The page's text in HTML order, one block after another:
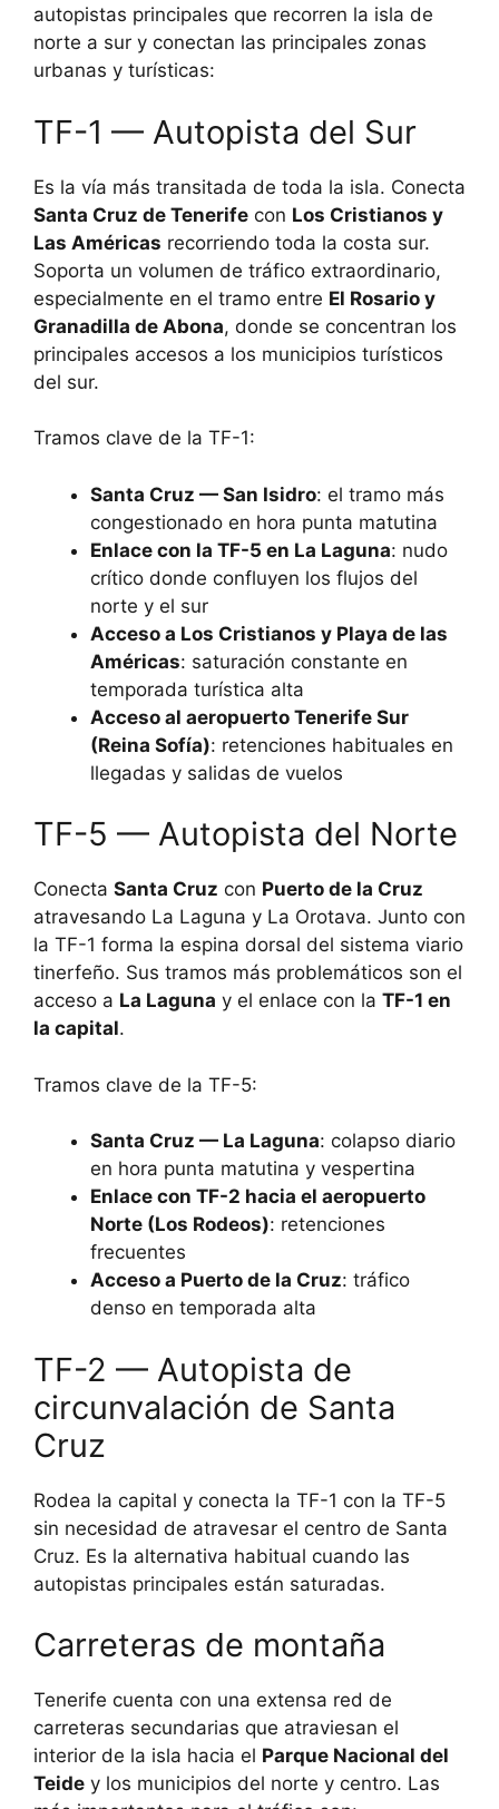
autopistas principales que recorren la isla de
norte a sur y conectan las principales zonas
urbanas y turísticas:
TF-1 — Autopista del Sur
Es la vía más transitada de toda la isla. Conecta
Santa Cruz de Tenerife con Los Cristianos y
Las Américas recorriendo toda la costa sur.
Soporta un volumen de tráfico extraordinario,
especialmente en el tramo entre El Rosario y
Granadilla de Abona, donde se concentran los
principales accesos a los municipios turísticos
del sur.
Tramos clave de la TF-1:
Santa Cruz — San Isidro: el tramo más
congestionado en hora punta matutina
Enlace con la TF-5 en La Laguna: nudo
crítico donde confluyen los flujos del
norte y el sur
Acceso a Los Cristianos y Playa de las
Américas: saturación constante en
temporada turística alta
Acceso al aeropuerto Tenerife Sur
(Reina Sofía): retenciones habituales en
llegadas y salidas de vuelos
TF-5 — Autopista del Norte
Conecta Santa Cruz con Puerto de la Cruz
atravesando La Laguna y La Orotava. Junto con
la TF-1 forma la espina dorsal del sistema viario
tinerfeño. Sus tramos más problemáticos son el
acceso a La Laguna y el enlace con la TF-1 en
la capital.
Tramos clave de la TF-5:
Santa Cruz — La Laguna: colapso diario
en hora punta matutina y vespertina
Enlace con TF-2 hacia el aeropuerto
Norte (Los Rodeos): retenciones
frecuentes
Acceso a Puerto de la Cruz: tráfico
denso en temporada alta
TF-2 — Autopista de
circunvalación de Santa
Cruz
Rodea la capital y conecta la TF-1 con la TF-5
sin necesidad de atravesar el centro de Santa
Cruz. Es la alternativa habitual cuando las
autopistas principales están saturadas.
Carreteras de montaña
Tenerife cuenta con una extensa red de
carreteras secundarias que atraviesan el
interior de la isla hacia el Parque Nacional del
Teide y los municipios del norte y centro. Las